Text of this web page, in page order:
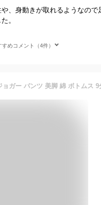
、身動きが取れるようなので
。
めコメント（4件）